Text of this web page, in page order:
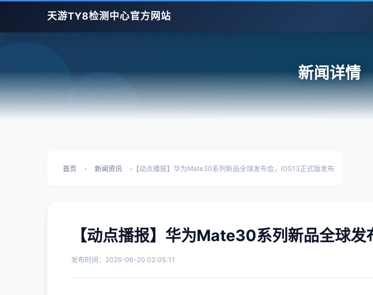
天游TY8检测中心官方网站
新闻详情
首页 › 新闻资讯 › 【动点播报】华为Mate30系列新品全球发布会，iOS13正式版发布
【动点播报】华为Mate30系列新品全球
发布时间：2026-06-20 02:05:11